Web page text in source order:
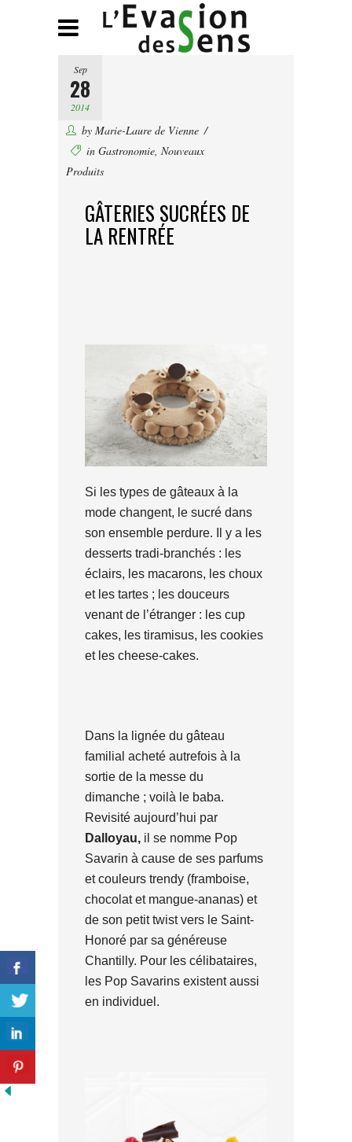
Sep
28
2014
by Marie-Laure de Vienne
in Gastronomie, Nouveaux
Produits
GÂTERIES SUCRÉES DE
LA RENTRÉE
Si les types de gâteaux à la
mode changent, le sucré dans
son ensemble perdure. Il y a les
desserts tradi-branchés : les
éclairs, les macarons, les choux
et les tartes ; les douceurs
venant de l’étranger : les cup
cakes, les tiramisus, les cookies
et les cheese-cakes.
Dans la lignée du gâteau
familial acheté autrefois à la
sortie de la messe du
dimanche ; voilà le baba.
Revisité aujourd’hui par
Dalloyau, il se nomme Pop
Savarin à cause de ses parfums
et couleurs trendy (framboise,
chocolat et mangue-ananas) et
de son petit twist vers le Saint-
Honoré par sa généreuse
Chantilly. Pour les célibataires,
les Pop Savarins existent aussi
en individuel.